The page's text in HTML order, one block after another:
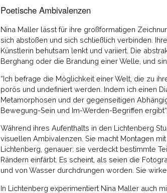
Poetische Ambivalenzen
Nina Maller lässt für ihre großformatigen
sich abstoßen und sich schließlich verbinden.
Künstlerin behutsam lenkt und variiert. Die
Berghang oder die Brandung einer Welle, und
“Ich befrage die Möglichkeit einer Welt, die zu
porös und undefiniert werden. Indem ich einen
Metamorphosen und der gegenseitigen
Bewegung-Sein und Im-Werden-Begriffen
Während ihres Aufenthalts in den Lichtenberg
visuellen Ambivalenzen. Sie macht Montagen
Lichtenberg, genauer: sie verdeckt bestimmte
Rändern einfärbt. Es scheint, als seien die
und von Wasser durchdrungen worden. Sie
In Lichtenberg experimentiert Nina Maller auch